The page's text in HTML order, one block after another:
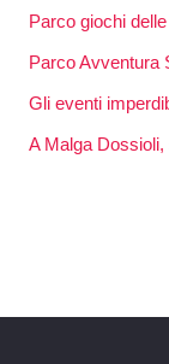
Parco giochi
Parco Avventura
Gli eventi
A Malga